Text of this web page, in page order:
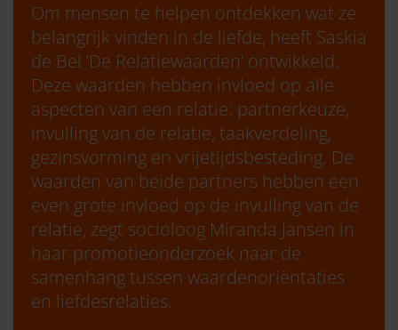
Om mensen te helpen ontdekken wat ze
belangrijk vinden in de liefde, heeft Saskia
de Bel ‘De Relatiewaarden’ ontwikkeld.
Deze waarden hebben invloed op alle
aspecten van een relatie: partnerkeuze,
invulling van de relatie, taakverdeling,
gezinsvorming en vrijetijdsbesteding. De
waarden van beide partners hebben een
even grote invloed op de invulling van de
relatie, zegt socioloog Miranda Jansen in
haar promotieonderzoek naar de
samenhang tussen waardenoriëntaties
en liefdesrelaties.